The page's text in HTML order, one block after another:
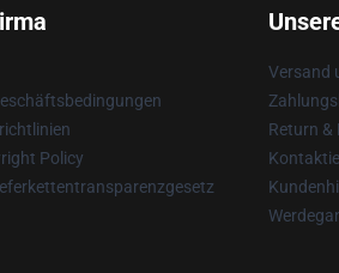
Policy
Versand
Return &